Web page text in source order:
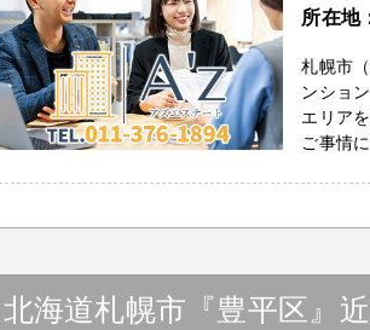
所在地
札幌市
ンショ
エリア
ご事情
北海道札幌市『豊平区』